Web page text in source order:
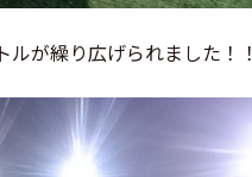
が繰り広げられました！！